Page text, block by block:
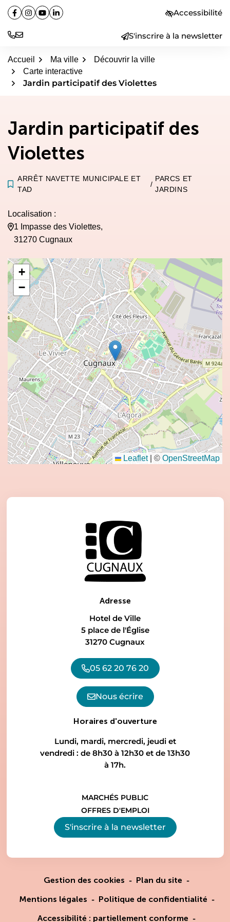
Aller
au
contenu
S'inscrire à la newsletter
Facebook
(ouverture dans un nouvel onglet)
Instagram
(ouverture dans un nouvel onglet)
YouTube
(ouverture dans un nouvel onglet)
Linkedin
(ouverture dans un nouvel onglet) Accessibilité
Accueil Ma ville
Découvrir la ville
Carte interactive
Jardin participatif des Violettes
Jardin participatif des
Violettes
ARRÊT NAVETTE MUNICIPALE ET
TAD
/
PARCS ET
JARDINS
Localisation :
1 Impasse des Violettes,
31270 Cugnaux
+
−
Leaflet © OpenStreetMap
Adresse
Hotel de Ville
5 place de l'Église
31270 Cugnaux
05 62 20 76 20
Nous écrire
Horaires d'ouverture
Lundi, mardi, mercredi, jeudi et
vendredi : de 8h30 à 12h30 et de 13h30
à 17h.
MARCHÉS PUBLIC
OFFRES D'EMPLOI
S'inscrire à la newsletter
Gestion des cookies
Plan du site
Mentions légales
Politique de confidentialité
Accessibilité : partiellement conforme